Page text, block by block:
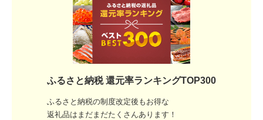
ふるさと納税 還元率ランキングTOP300
ふるさと納税の制度改定後もお得な
返礼品はまだまだたくさんあります！